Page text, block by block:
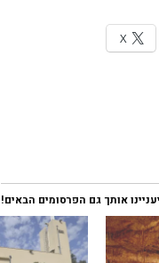
X
אותך גם הפרסומים הבאים!